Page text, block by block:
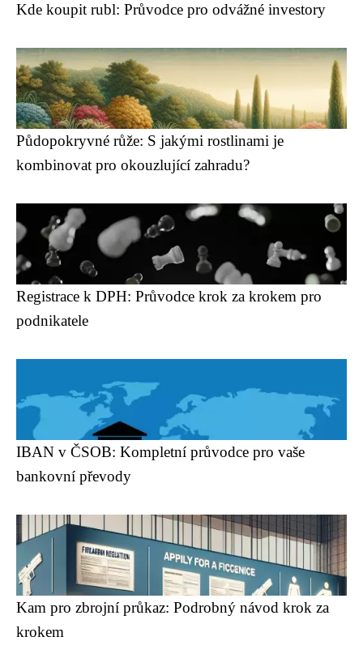
Kde koupit rubl: Průvodce pro odvážné investory
Půdopokryvné růže: S jakými rostlinami je
kombinovat pro okouzlující zahradu?
Registrace k DPH: Průvodce krok za krokem pro
podnikatele
IBAN v ČSOB: Kompletní průvodce pro vaše
bankovní převody
Kam pro zbrojní průkaz: Podrobný návod krok za
krokem